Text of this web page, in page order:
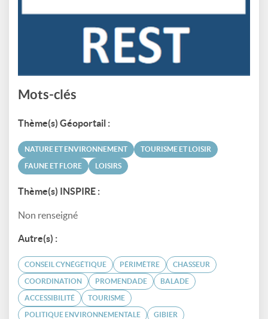
Mots-clés
Thème(s) Géoportail :
NATURE ET ENVIRONNEMENT TOURISME ET LOISIR
FAUNE ET FLORE LOISIRS
Thème(s) INSPIRE :
Non renseigné
Autre(s) :
CONSEIL CYNÉGÉTIQUE PÉRIMÈTRE CHASSEUR
COORDINATION PROMENDADE BALADE
ACCESSIBILITÉ TOURISME
POLITIQUE ENVIRONNEMENTALE GIBIER